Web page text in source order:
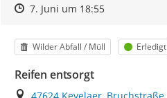
Zeitpunkt des Erstellens
Zeitpunkt des Erstellens
7. Juni um 18:55Zur Äußerung
Kategorie
Wilder Abfall / Müll Status
Erledigt
Reifen entsorgt
Ort
47624 Kevelaer, Bruchstraße